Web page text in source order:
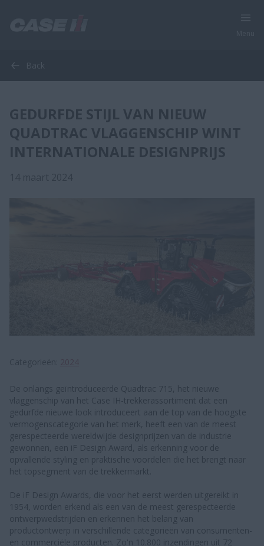
Back
GEDURFDE STIJL VAN NIEUW
QUADTRAC VLAGGENSCHIP WINT
INTERNATIONALE DESIGNPRIJS
De onlangs geïntroduceerde Quadtrac 715, het nieuwe
vlaggenschip van het Case IH-trekkerassortiment dat een
gedurfde nieuwe look introduceert aan de top van de hoogste
vermogenscategorie van het merk, heeft een van de meest
gerespecteerde wereldwijde designprijzen van de industrie
gewonnen, een iF Design Award, als erkenning voor de
opvallende styling en praktische voordelen die het brengt naar
het topsegment van de trekkermarkt.
De iF Design Awards, die voor het eerst werden uitgereikt in
1954, worden erkend als een van de meest gerespecteerde
ontwerpwedstrijden en erkennen het belang van
productontwerp in verschillende categorieën van consumenten-
en commerciële producten. Zo'n 10.800 inzendingen uit 72